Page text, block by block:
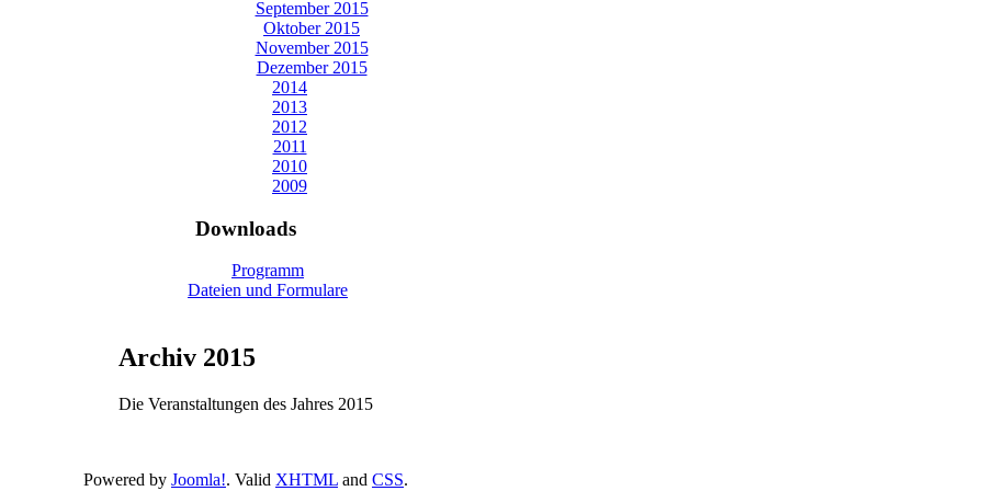
September 2015
Oktober 2015
November 2015
Dezember 2015
2014
2013
2012
2011
2010
2009
Downloads
Programm
Dateien und Formulare
Archiv 2015
Die Veranstaltungen des Jahres 2015
Powered by Joomla!. Valid XHTML and CSS.